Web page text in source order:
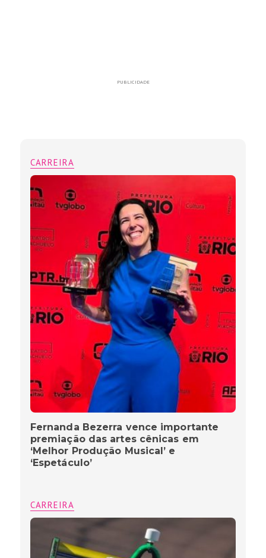
PUBLICIDADE
CARREIRA
Fernanda Bezerra vence importante
premiação das artes cênicas em
‘Melhor Produção Musical’ e
‘Espetáculo’
CARREIRA